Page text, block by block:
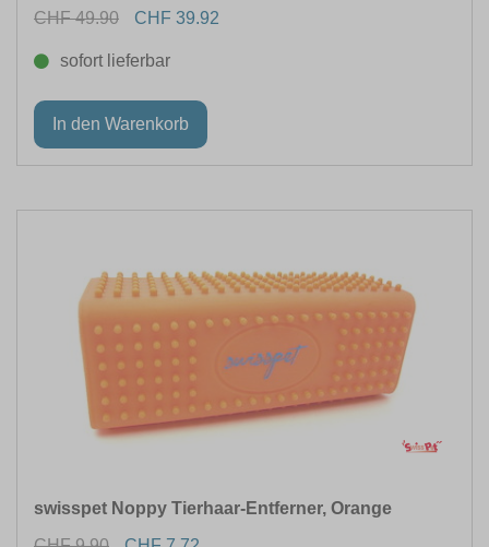
CHF 49.90
CHF 39.92
sofort lieferbar
swisspet Noppy Tierhaar-Entferner, Orange